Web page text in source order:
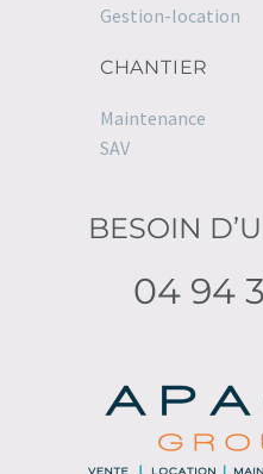
Gestion-location
CHANTIER
Maintenance
SAV
BESOIN
04 94